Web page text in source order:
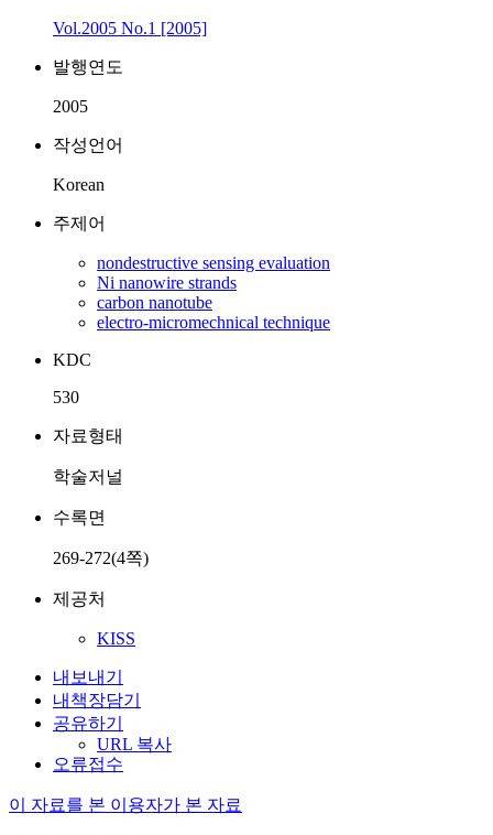
Vol.2005 No.1 [2005]
발행연도
2005
작성언어
Korean
주제어
nondestructive sensing evaluation
Ni nanowire strands
carbon nanotube
electro-micromechnical technique
KDC
530
자료형태
학술저널
수록면
269-272(4쪽)
제공처
KISS
내보내기
내책장담기
공유하기
URL 복사
오류접수
이 자료를 본 이용자가 본 자료